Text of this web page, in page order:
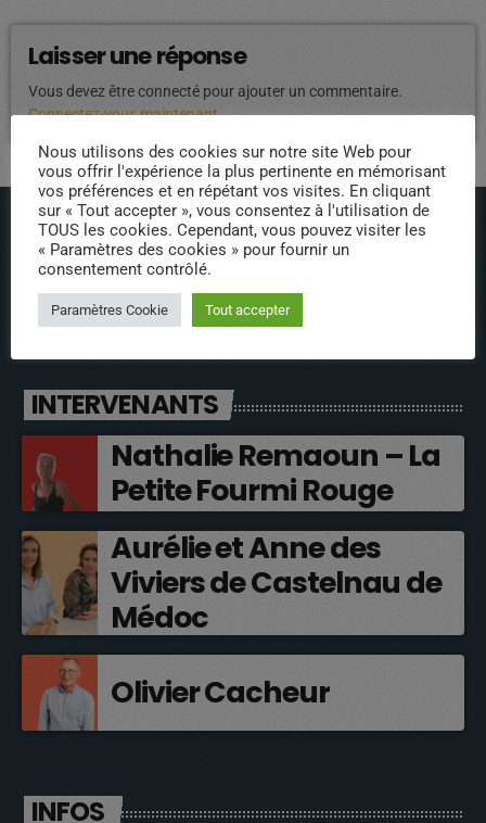
Laisser une réponse
Vous devez être connecté pour ajouter un commentaire.
Connectez-vous maintenant
ÉPISODES DE PODCAST
INTERVENANTS
Nathalie Remaoun – La
Petite Fourmi Rouge
Aurélie et Anne des
Viviers de Castelnau de
Médoc
Olivier Cacheur
INFOS
Nous utilisons des cookies sur notre site Web pour
vous offrir l'expérience la plus pertinente en mémorisant
vos préférences et en répétant vos visites. En cliquant
sur « Tout accepter », vous consentez à l'utilisation de
TOUS les cookies. Cependant, vous pouvez visiter les
« Paramètres des cookies » pour fournir un
consentement contrôlé.
Paramètres Cookie Tout accepter